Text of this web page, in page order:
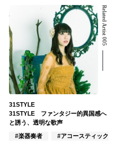
Related Artist 005
31STYLE
31STYLE ファンタジー的異国感へ
と誘う、透明な歌声
#楽器奏者
#アコースティック